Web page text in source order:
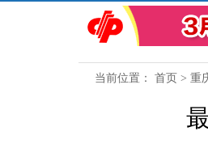
当前位置： 首页 > 重